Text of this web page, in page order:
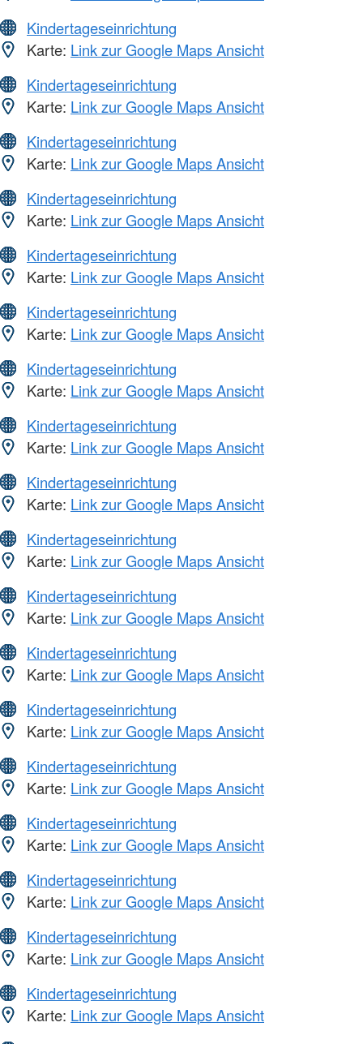
Kindertageseinrichtung
Karte: Link zur Google Maps Ansicht
Kindertageseinrichtung
Karte: Link zur Google Maps Ansicht
Kindertageseinrichtung
Karte: Link zur Google Maps Ansicht
Kindertageseinrichtung
Karte: Link zur Google Maps Ansicht
Kindertageseinrichtung
Karte: Link zur Google Maps Ansicht
Kindertageseinrichtung
Karte: Link zur Google Maps Ansicht
Kindertageseinrichtung
Karte: Link zur Google Maps Ansicht
Kindertageseinrichtung
Karte: Link zur Google Maps Ansicht
Kindertageseinrichtung
Karte: Link zur Google Maps Ansicht
Kindertageseinrichtung
Karte: Link zur Google Maps Ansicht
Kindertageseinrichtung
Karte: Link zur Google Maps Ansicht
Kindertageseinrichtung
Karte: Link zur Google Maps Ansicht
Kindertageseinrichtung
Karte: Link zur Google Maps Ansicht
Kindertageseinrichtung
Karte: Link zur Google Maps Ansicht
Kindertageseinrichtung
Karte: Link zur Google Maps Ansicht
Kindertageseinrichtung
Karte: Link zur Google Maps Ansicht
Kindertageseinrichtung
Karte: Link zur Google Maps Ansicht
Kindertageseinrichtung
Karte: Link zur Google Maps Ansicht